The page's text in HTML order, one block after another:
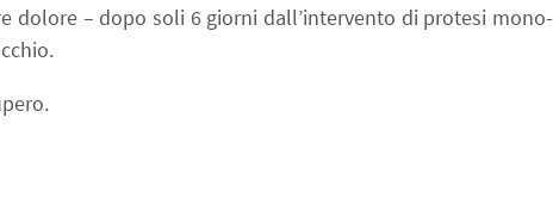
dolore – dopo soli 6 giorni dall’intervento di protesi mono-